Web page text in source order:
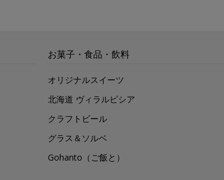
お菓子・食品・飲料
オリジナルスイーツ
北海道 ヴィラルピシア
クラフトビール
グラス＆ソルベ
Gohanto（ご飯と）